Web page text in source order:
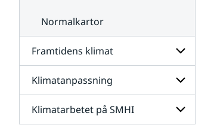
Normalkartor
Framtidens klimat
Undersidor
för
Framtidens
klimat
Klimatanpassning
Undersidor
för
Klimatarbetet på SMHI